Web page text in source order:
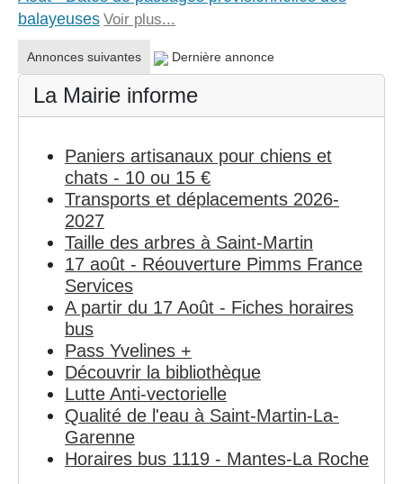
balayeuses Voir plus...
Annonces suivantes Dernière annonce
La Mairie informe
Paniers artisanaux pour chiens et
chats - 10 ou 15 €
Transports et déplacements 2026-
2027
Taille des arbres à Saint-Martin
17 août - Réouverture Pimms France
Services
A partir du 17 Août - Fiches horaires
bus
Pass Yvelines +
Découvrir la bibliothèque
Lutte Anti-vectorielle
Qualité de l'eau à Saint-Martin-La-
Garenne
Horaires bus 1119 - Mantes-La Roche